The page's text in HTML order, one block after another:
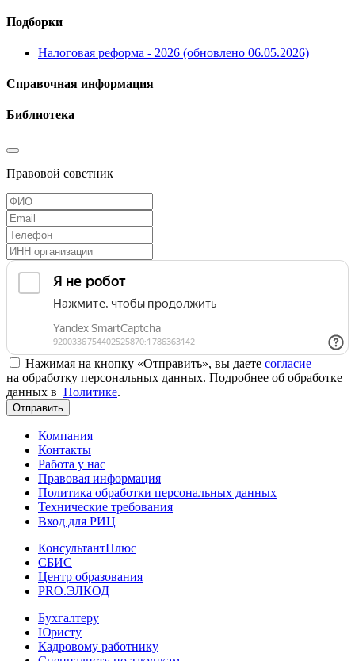
Подборки
Налоговая реформа - 2026 (обновлено 06.05.2026)
Справочная информация
Библиотека
Правовой советник
Нажимая на кнопку «Отправить», вы даете согласие
на обработку персональных данных. Подробнее об обработке
данных в Политике.
Отправить
Компания
Контакты
Работа у нас
Правовая информация
Политика обработки персональных данных
Технические требования
Вход для РИЦ
КонсультантПлюс
СБИС
Центр образования
PRO.ЭЛКОД
Бухгалтеру
Юристу
Кадровому работнику